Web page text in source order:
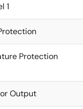
1
Protection
Output